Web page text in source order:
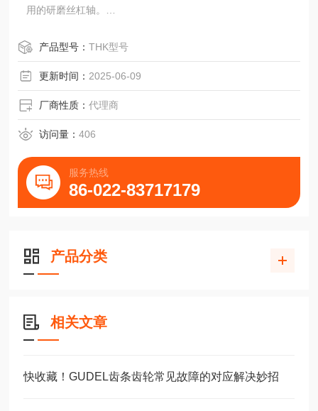
用的研磨丝杠轴。
产品型号：THK型号
更新时间： 2025-06-09
厂商性质：代理商
访问量：406
服务热线
86-022-83717179
产品分类
相关文章
快收藏！GUDEL齿条齿轮常见故障的对应解决妙招